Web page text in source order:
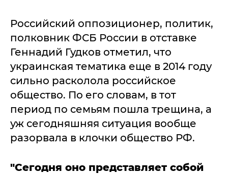
Российский оппозиционер, политик,
полковник ФСБ России в отставке
Геннадий Гудков отметил, что
украинская тематика еще в 2014 году
сильно расколола российское
общество. По его словам, в тот
период по семьям пошла трещина, а
уж сегодняшняя ситуация вообще
разорвала в клочки общество РФ.
"Сегодня оно представляет собой